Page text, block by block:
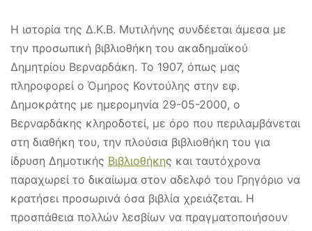
Η ιστορία της Δ.Κ.Β. Μυτιλήνης συνδέεται άμεσα με
την προσωπική βιβλιοθήκη του ακαδημαϊκού
Δημητρίου Βερναρδάκη. Το 1907, όπως μας
πληροφορεί ο Όμηρος Κοντούλης στην εφ.
Δημοκράτης με ημερομηνία 29-05-2000, ο
Βερναρδάκης κληροδοτεί, με όρο που περιλαμβάνεται
στη διαθήκη του, την πλούσια βιβλιοθήκη του για
ίδρυση Δημοτικής Βιβλιοθήκης και ταυτόχρονα
παραχωρεί το δικαίωμα στον αδελφό του Γρηγόριο να
κρατήσει προσωρινά όσα βιβλία χρειάζεται. Η
προσπάθεια πολλών λεσβίων να πραγματοποιήσουν